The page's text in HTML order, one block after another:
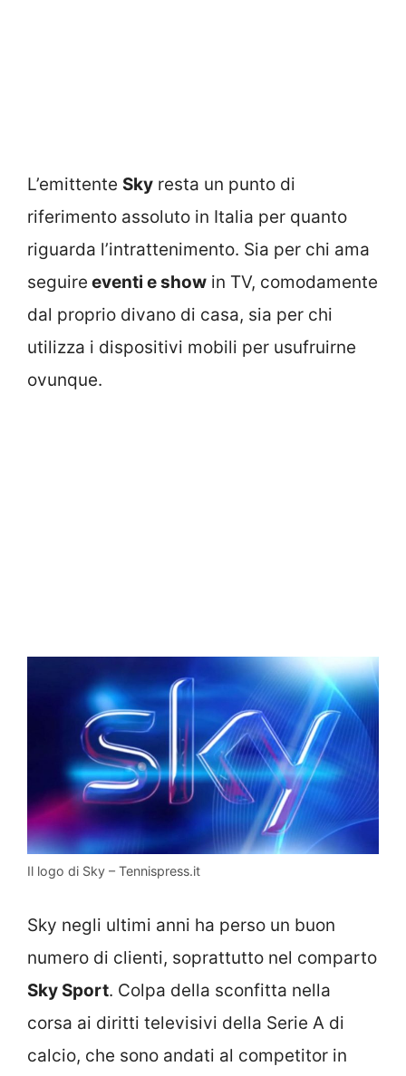
L’emittente Sky resta un punto di
riferimento assoluto in Italia per quanto
riguarda l’intrattenimento. Sia per chi ama
seguire eventi e show in TV, comodamente
dal proprio divano di casa, sia per chi
utilizza i dispositivi mobili per usufruirne
ovunque.
Il logo di Sky – Tennispress.it
Sky negli ultimi anni ha perso un buon
numero di clienti, soprattutto nel comparto
Sky Sport. Colpa della sconfitta nella
corsa ai diritti televisivi della Serie A di
calcio, che sono andati al competitor in